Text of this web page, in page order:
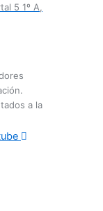
5 1º A,
a la